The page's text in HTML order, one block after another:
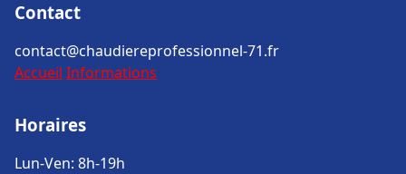
Contact
contact@chaudiereprofessionnel-71.fr
Accueil Informations
Horaires
Lun-Ven: 8h-19h